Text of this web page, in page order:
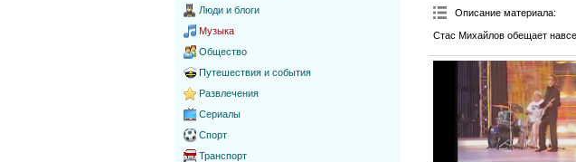
Люди и блоги
Музыка
Общество
Путешествия и события
Развлечения
Сериалы
Спорт
Транспорт
Описание материала:
Стас Михайлов обещает